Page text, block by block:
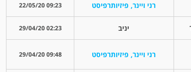
רני ויינר, פיזיותרפיסט 09:23 22/05/20
יניב 02:23 29/04/20
רני ויינר, פיזיותרפיסט 09:48 29/04/20